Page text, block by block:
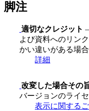
脚注
適切なクレジット
よび資料へのリン
かい違いがある場合
詳細
改変した場合その
バージョンのライ
表示に関する